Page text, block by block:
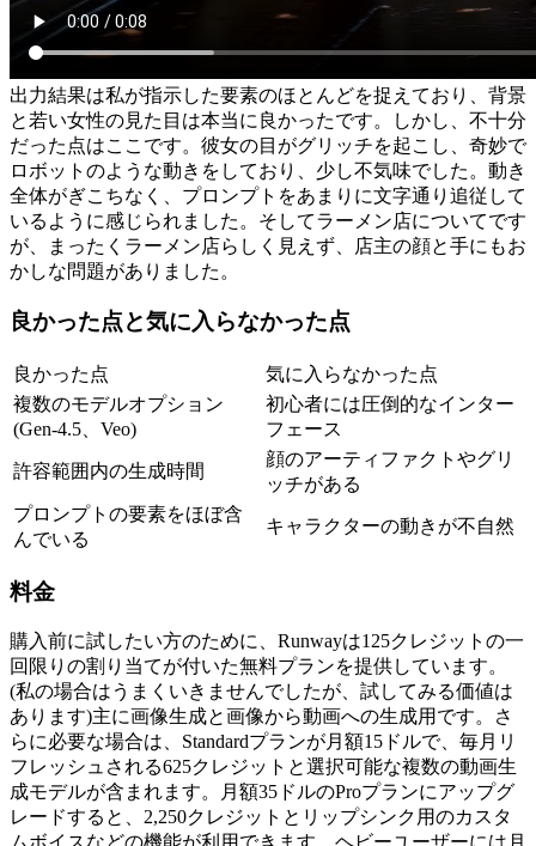
出力結果は私が指示した要素のほとんどを捉えており、背景
と若い女性の見た目は本当に良かったです。しかし、不十分
だった点はここです。彼女の目がグリッチを起こし、奇妙で
ロボットのような動きをしており、少し不気味でした。動き
全体がぎこちなく、プロンプトをあまりに文字通り追従して
いるように感じられました。そしてラーメン店についてです
が、まったくラーメン店らしく見えず、店主の顔と手にもお
かしな問題がありました。
良かった点と気に入らなかった点
良かった点
気に入らなかった点
複数のモデルオプション
(Gen-4.5、Veo)
初心者には圧倒的なインター
フェース
許容範囲内の生成時間
顔のアーティファクトやグリ
ッチがある
プロンプトの要素をほぼ含
んでいる
キャラクターの動きが不自然
料金
購入前に試したい方のために、Runwayは125クレジットの一
回限りの割り当てが付いた無料プランを提供しています。
(私の場合はうまくいきませんでしたが、試してみる価値は
あります)主に画像生成と画像から動画への生成用です。さ
らに必要な場合は、Standardプランが月額15ドルで、毎月リ
フレッシュされる625クレジットと選択可能な複数の動画生
成モデルが含まれます。月額35ドルのProプランにアップグ
レードすると、2,250クレジットとリップシンク用のカスタ
ムボイスなどの機能が利用できます。ヘビーユーザーには月